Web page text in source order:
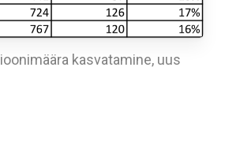
kasvatamine, uus